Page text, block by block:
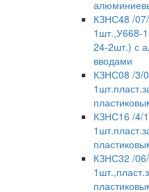
КЗНС48 /
1шт.,У668-
24-2шт.) с
вводами
КЗНС08 /3/
КЗНС16 /4/
КЗНС32 /